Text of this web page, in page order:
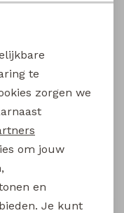
te
zorgen we
om jouw
en
Je kunt